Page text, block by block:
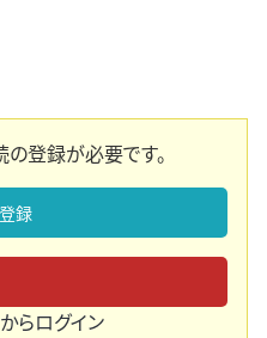
登録が必要です。
録
らログイン